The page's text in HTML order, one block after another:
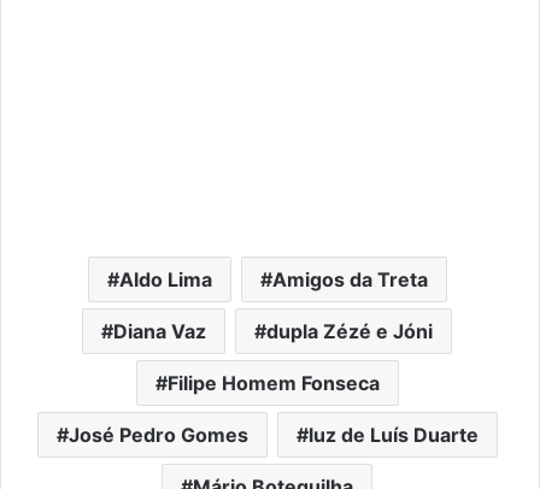
Aldo Lima Amigos da Treta
Diana Vaz dupla Zézé e Jóni
Filipe Homem Fonseca
José Pedro Gomes luz de Luís Duarte